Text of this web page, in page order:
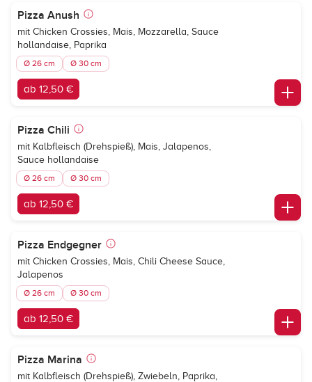
Pizza Anush
mit Chicken Crossies, Mais, Mozzarella, Sauce
hollandaise, Paprika
Ø 26 cm Ø 30 cm
ab 12,50 €
Pizza Chili
mit Kalbfleisch (Drehspieß), Mais, Jalapenos,
Sauce hollandaise
Ø 26 cm Ø 30 cm
ab 12,50 €
Pizza Endgegner
mit Chicken Crossies, Mais, Chili Cheese Sauce,
Jalapenos
Ø 26 cm Ø 30 cm
ab 12,50 €
Pizza Marina
mit Kalbfleisch (Drehspieß), Zwiebeln, Paprika,